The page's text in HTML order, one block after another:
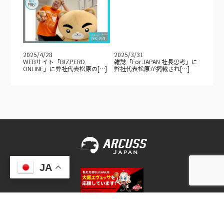
2025/4/28
WEBサイト「BIZPERD
ONLINE」に弊社代表松原の[…]
2025/3/31
雑誌「For JAPAN 社長思考」に
弊社代表松原が掲載され[…]
JA